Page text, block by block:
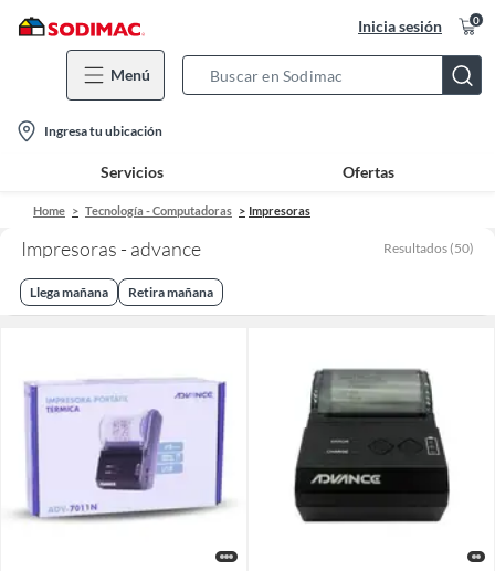
Inicia sesión 0
Menú
Bar
location-
icon
Ingresa tu ubicación
Servicios Ofertas
Home Tecnología - Computadoras Impresoras
Impresoras - advance Resultados (50)
Llega mañana Retira mañana